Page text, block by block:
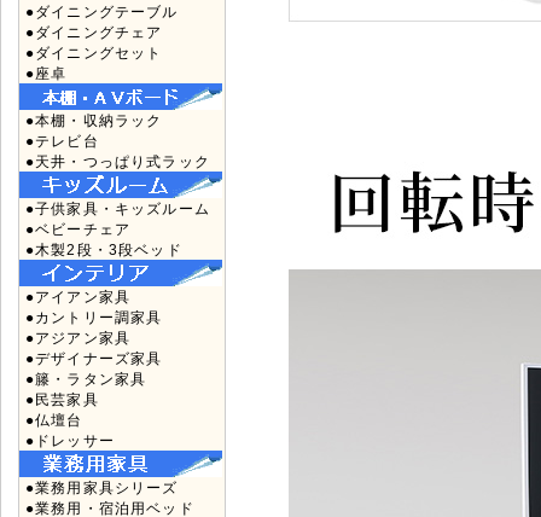
●ダイニングテーブル
●ダイニングチェア
●ダイニングセット
●座卓
●本棚・収納ラック
●テレビ台
●天井・つっぱり式ラック
●子供家具・キッズルーム
●ベビーチェア
●木製2段・3段ベッド
●アイアン家具
●カントリー調家具
●アジアン家具
●デザイナーズ家具
●籐・ラタン家具
●民芸家具
●仏壇台
●ドレッサー
●業務用家具シリーズ
●業務用・宿泊用ベッド